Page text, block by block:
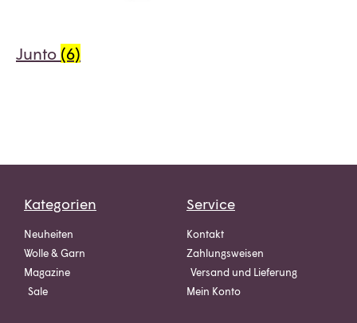
Junto (6)
Kategorien
Neuheiten
Wolle & Garn
Magazine
Sale
Service
Kontakt
Zahlungsweisen
Versand und Lieferung
Mein Konto